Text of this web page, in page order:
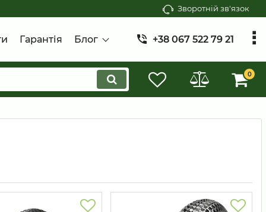
Зворотній зв'язок
Гарантія Блог +38 067 522 79 21
0